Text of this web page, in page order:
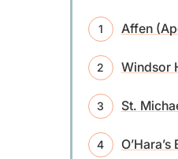
Affen
Windsor
St.